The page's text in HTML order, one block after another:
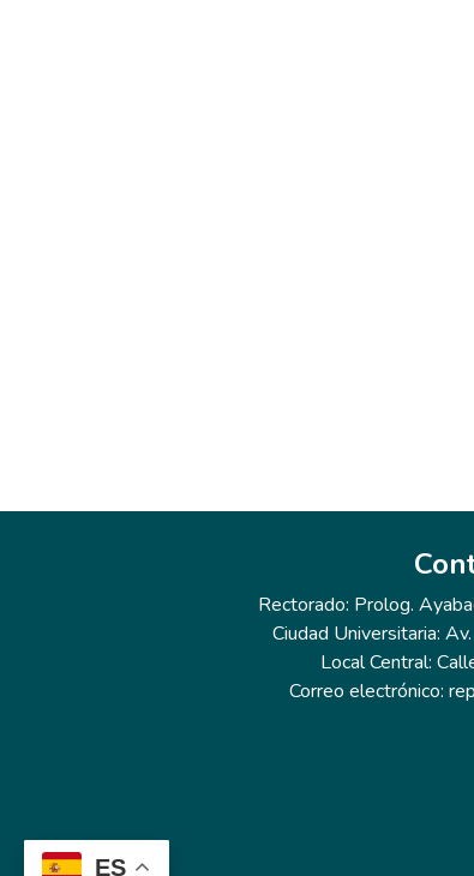
ES
Rectorado: Prolog.
Ciudad Universitaria:
Local Central:
Correo electrónico: